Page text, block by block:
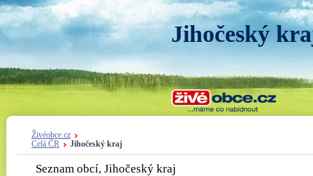
Jihočeský
Živéobce.cz
Celá ČR
Jihočeský kraj
Seznam obcí, Jihočeský kraj